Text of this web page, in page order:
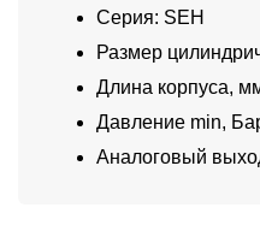
Серия: SEH
Размер
Длина корпуса,
Давление min,
Аналоговый